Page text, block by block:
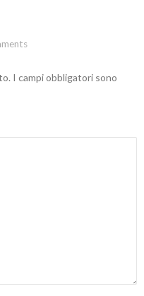
I campi obbligatori sono